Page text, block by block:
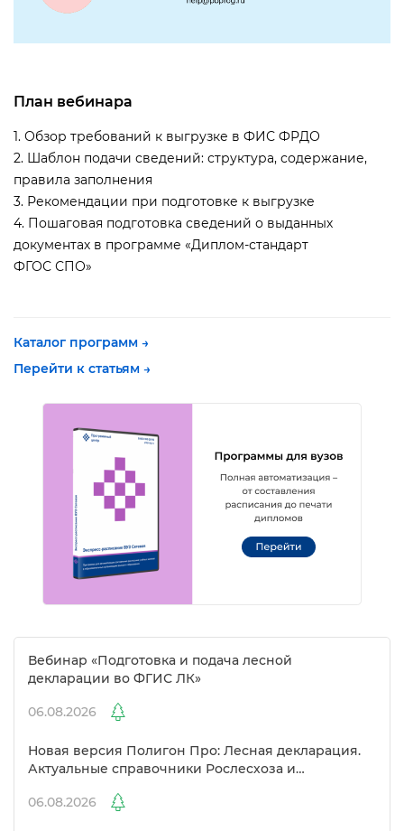
План вебинара
1. Обзор требований к выгрузке в ФИС ФРДО
2. Шаблон подачи сведений: структура, содержание,
правила заполнения
3. Рекомендации при подготовке к выгрузке
4. Пошаговая подготовка сведений о выданных
документах в программе «Диплом-стандарт
ФГОС СПО»
Каталог программ →
Перейти к статьям →
ебинар «Подготовка и подача лесной
декларации во ФГИС ЛК»
06.08.2026
Новая версия Полигон Про: Лесная декларация.
Актуальные справочники Рослесхоза и
06.08.2026